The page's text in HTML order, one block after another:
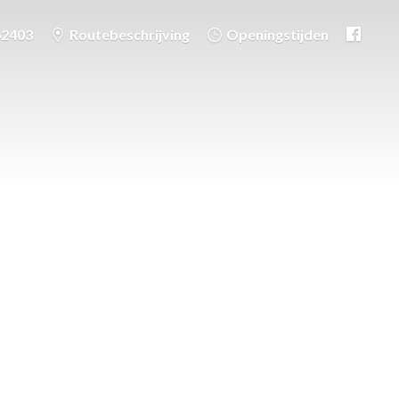
Routebeschrijving Openingstijden